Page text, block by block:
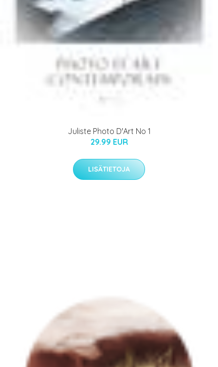
Juliste Photo D'Art No 1
29.99 EUR
LISÄTIETOJA